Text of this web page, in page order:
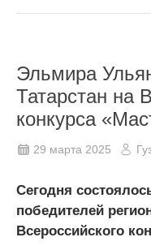
Эльмира
Татарстан на
конкурса
29 марта 2025
Сегодня
победителей
Всероссийского